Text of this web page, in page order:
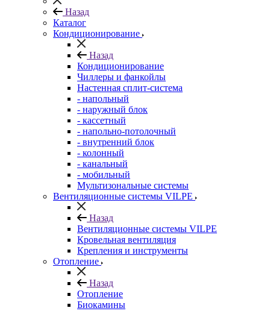
Назад
Каталог
Кондиционирование
Назад
Кондиционирование
Чиллеры и фанкойлы
Настенная сплит-система
- напольный
- наружный блок
- кассетный
- напольно-потолочный
- внутренний блок
- колонный
- канальный
- мобильный
Мультизональные системы
Вентиляционные системы VILPE
Назад
Вентиляционные системы VILPE
Кровельная вентиляция
Крепления и инструменты
Отопление
Назад
Отопление
Биокамины